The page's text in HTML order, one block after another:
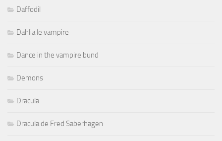
Daffodil
Dahlia le vampire
Dance in the vampire bund
Demons
Dracula
Dracula de Fred Saberhagen